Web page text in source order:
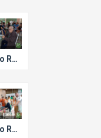
Bloco Ressaca de Carnaval.
Bloco Ressaca de Carnaval.